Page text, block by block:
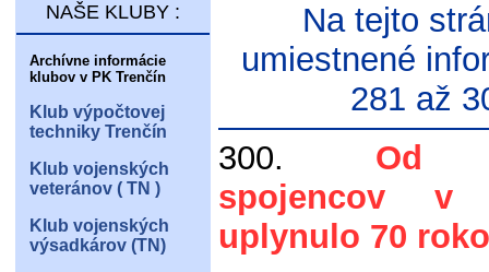
NAŠE KLUBY :
Archívne informácie
klubov v PK Trenčín
Klub výpočtovej
techniky Trenčín
Klub vojenských
veteránov ( TN )
Klub vojenských
výsadkárov (TN)
Na tejto
umiestnené
281 až
300.
Od
spojencov v
uplynulo 70